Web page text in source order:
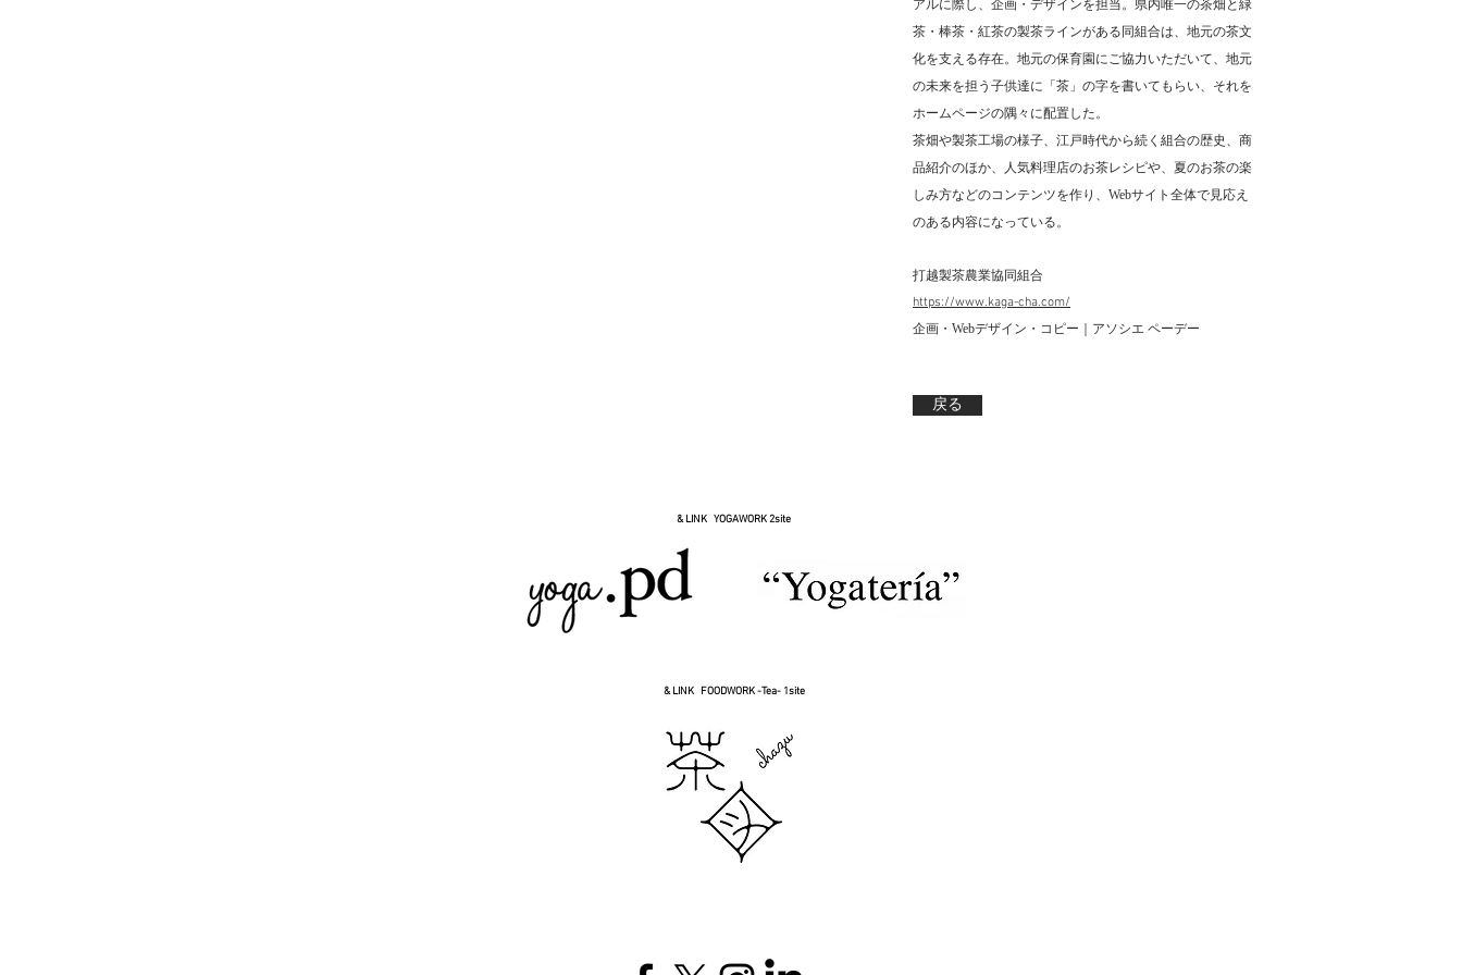
アルに際し、企画・デザインを担当。県内唯一の茶畑と緑
茶・棒茶・紅茶の製茶ラインがある同組合は、地元の茶文
化を支える存在。地元の保育園にご協力いただいて、地元
の未来を担う子供達に「茶」の字を書いてもらい、それを
ホームページの隅々に配置した。
茶畑や製茶工場の様子、江戸時代から続く組合の歴史、商
品紹介のほか、人気料理店のお茶レシピや、夏のお茶の楽
しみ方などのコンテンツを作り、Webサイト全体で見応え
のある内容になっている。
打越製茶農業協同組合
https://www.kaga-cha.com/
企画・Webデザイン・コピー｜アソシエ ペーデー
戻る
& LINK YOGAWORK 2site
& LINK FOODWORK -Tea- 1site